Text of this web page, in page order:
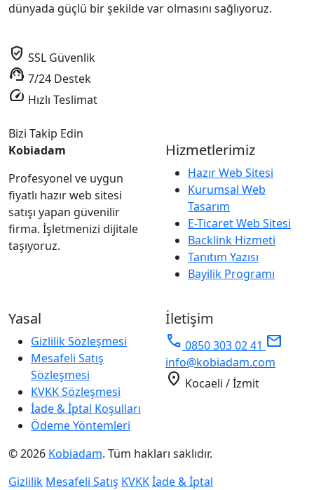
dünyada güçlü bir şekilde var olmasını sağlıyoruz.
verified_user SSL Güvenlik
support_agent 7/24 Destek
speed Hızlı Teslimat
Bizi Takip Edin
Kobiadam
Profesyonel ve uygun
fiyatlı hazır web sitesi
satışı yapan güvenilir
firma. İşletmenizi dijitale
taşıyoruz.
Hizmetlerimiz
Hazır Web Sitesi
Kurumsal Web
Tasarım
E-Ticaret Web Sitesi
Backlink Hizmeti
Tanıtım Yazısı
Bayilik Programı
Yasal
Gizlilik Sözleşmesi
Mesafeli Satış
Sözleşmesi
KVKK Sözleşmesi
İade & İptal Koşulları
Ödeme Yöntemleri
İletişim
phone 0850 303 02 41 mail
info@kobiadam.com
location_on Kocaeli / İzmit
© 2026 Kobiadam. Tüm hakları saklıdır.
Gizlilik Mesafeli Satış KVKKİade & İptal